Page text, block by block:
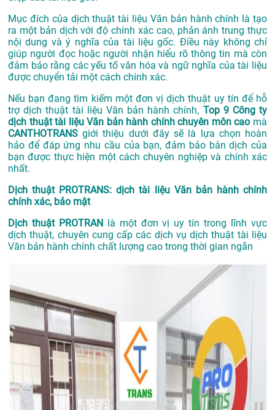
Mục đích của dịch thuật tài liệu Văn bản hành chính là tạo
ra một bản dịch với độ chính xác cao, phản ánh trung thực
nội dung và ý nghĩa của tài liệu gốc. Điều này không chỉ
giúp người đọc hoặc người nhận hiểu rõ thông tin mà còn
đảm bảo rằng các yếu tố văn hóa và ngữ nghĩa của tài liệu
được chuyển tải một cách chính xác.
Nếu bạn đang tìm kiếm một đơn vị dịch thuật uy tín để hỗ
trợ dịch thuật tài liệu Văn bản hành chính, Top 9 Công ty
dịch thuật tài liệu Văn bản hành chính chuyên môn cao mà
CANTHOTRANS giới thiệu dưới đây sẽ là lựa chọn hoàn
hảo để đáp ứng nhu cầu của bạn, đảm bảo bản dịch của
bạn được thực hiện một cách chuyên nghiệp và chính xác
nhất.
Dịch thuật PROTRANS: dịch tài liệu Văn bản hành chính
chính xác, bảo mật
Dịch thuật PROTRAN là một đơn vị uy tín trong lĩnh vực
dịch thuật, chuyên cung cấp các dịch vụ dịch thuật tài liệu
Văn bản hành chính chất lượng cao trong thời gian ngắn